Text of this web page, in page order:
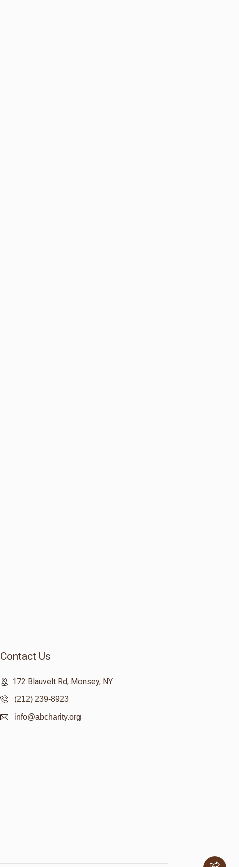
Contact Us
172 Blauvelt Rd, Monsey, NY
(212) 239-8923
info@abcharity.org